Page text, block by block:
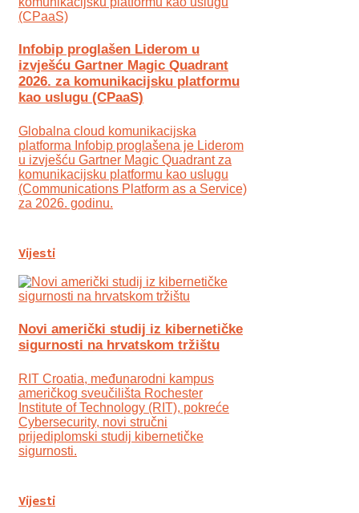
Infobip proglašen Liderom u
izvješću Gartner Magic Quadrant
2026. za komunikacijsku platformu
kao uslugu (CPaaS)
Globalna cloud komunikacijska
platforma Infobip proglašena je Liderom
u izvješću Gartner Magic Quadrant za
komunikacijsku platformu kao uslugu
(Communications Platform as a Service)
za 2026. godinu.
Vijesti
Novi američki studij iz kibernetičke
sigurnosti na hrvatskom tržištu
RIT Croatia, međunarodni kampus
američkog sveučilišta Rochester
Institute of Technology (RIT), pokreće
Cybersecurity, novi stručni
prijediplomski studij kibernetičke
sigurnosti.
Vijesti